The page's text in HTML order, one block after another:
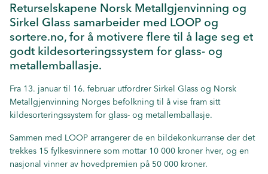
Returselskapene Norsk Metallgjenvinning og
Sirkel Glass samarbeider med LOOP og
sortere.no, for å motivere flere til å lage seg et
godt kildesorteringssystem for glass- og
metallemballasje.
Fra 13. januar til 16. februar utfordrer Sirkel Glass og Norsk
Metallgjenvinning Norges befolkning til å vise fram sitt
kildesorteringssystem for glass- og metallemballasje.
Sammen med LOOP arrangerer de en bildekonkurranse der det
trekkes 15 fylkesvinnere som mottar 10 000 kroner hver, og en
nasjonal vinner av hovedpremien på 50 000 kroner.